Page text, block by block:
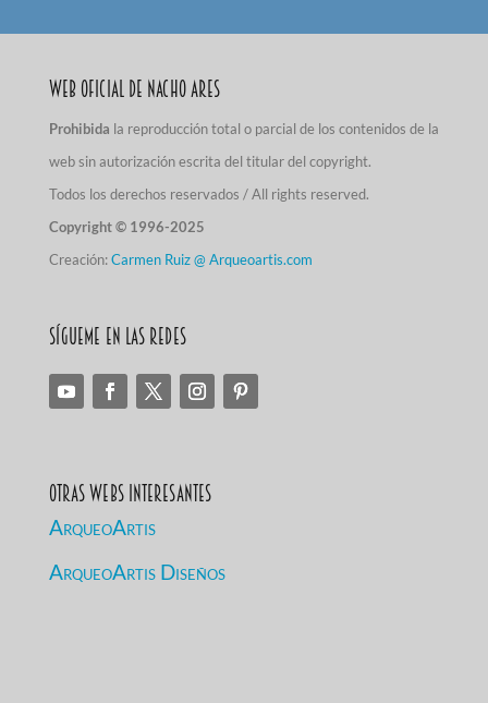
Web Oficial de Nacho Ares
Prohibida la reproducción total o parcial de los contenidos de la
web sin autorización escrita del titular del copyright.
Todos los derechos reservados / All rights reserved.
Copyright © 1996-2025
Creación:Carmen Ruiz @ Arqueoartis.com
Sígueme en las redes
Otras Webs Interesantes
ArqueoArtis
ArqueoArtis Diseños